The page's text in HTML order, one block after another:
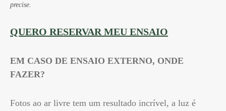
precise.
QUERO RESERVAR MEU ENSAIO
EM CASO DE ENSAIO EXTERNO, ONDE
FAZER?
Fotos ao ar livre tem um resultado incrível, a luz é